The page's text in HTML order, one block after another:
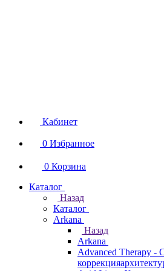
Кабинет
0 Избранное
0 Корзина
Каталог
Назад
Каталог
Arkana
Назад
Arkana
Advanced Therapy -